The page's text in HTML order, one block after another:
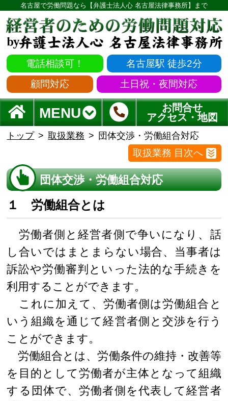
名古屋で労働問題なら【弁護士法人心 名古屋法律事務所】まで
電話相談可！
名古屋駅 徒歩2分
顧問対応
土日祝・夜間対応
MENU
お問合せ
アクセス・地図
トップ 取扱業務 団体交渉・労働組合対応
取扱業務 目次へ
団体交渉・労働組合対応
１ 労働組合とは
労働者側と経営者側で争いになり、話
し合いではまとまらない場合、当事者は
訴訟や労働審判といった法的な手続きを
利用することができます。
これに加えて、労働者側は労働組合と
いう組織を通じて経営者側と交渉を行う
ことができます。
労働組合とは、労働条件の維持・改善等
を目的として労働者が主体となって組織
する団体で、労働者側を代表して経営者